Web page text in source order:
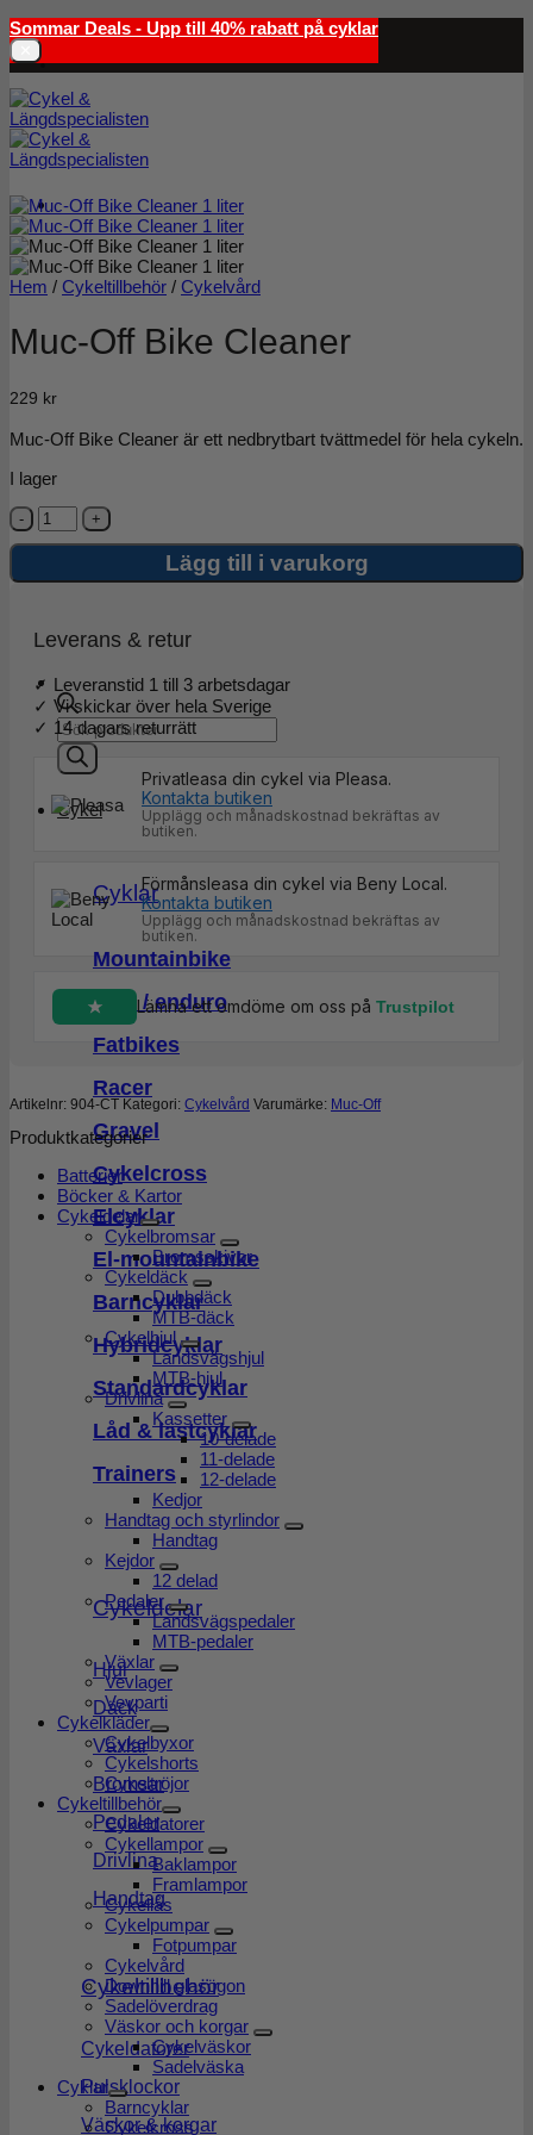
Sommar Deals - Upp till 40% rabatt på cyklar
Skip
to
content
Products
search
Cykel
Cyklar
Mountainbike
Trail / enduro
Fatbikes
Racer
Gravel
Cykelcross
Elcyklar
El-mountainbike
Barncyklar
Hybridcyklar
Standardcyklar
Låd & lastcyklar
Trainers
Cykeldelar
Hjul
Däck
Växlar
Bromsar
Pedaler
Drivlina
Handtag
Cykeltillbehör
Cykeldatorer
Pulsklockor
Väskor & korgar
Hem / Cykeltillbehör / Cykelvård
Muc-Off Bike Cleaner
229 kr
Muc-Off Bike Cleaner är ett nedbrytbart tvättmedel för hela cykeln.
I lager
Muc-
Off
Cleaner
Lägg till i varukorg
Leverans & retur
✓ Leveranstid 1 till 3 arbetsdagar
✓ Vi skickar över hela Sverige
✓ 14 dagars returrätt
Privatleasa din cykel via Pleasa.
Kontakta butiken
Upplägg och månadskostnad bekräftas av
butiken.
Förmånsleasa din cykel via Beny Local.
Kontakta butiken
Upplägg och månadskostnad bekräftas av
butiken.
Lämna ett omdöme om oss på Trustpilot
Artikelnr: 904-CT Kategori: Cykelvård Varumärke: Muc-Off
Produktkategorier
Batterier
Böcker & Kartor
Cykeldelar
Cykelbromsar
Bromsskivor
Cykeldäck
Dubbdäck
MTB-däck
Cykelhjul
Landsvägshjul
MTB-hjul
Drivlina
Kassetter
10-delade
11-delade
12-delade
Kedjor
Handtag och styrlindor
Handtag
Kejdor
12 delad
Pedaler
Landsvägspedaler
MTB-pedaler
Växlar
Vevlager
Vevparti
Cykelkläder
Cykelbyxor
Cykelshorts
Cykeltröjor
Cykeltillbehör
Cykeldatorer
Cykellampor
Baklampor
Framlampor
Cykellås
Cykelpumpar
Fotpumpar
Cykelvård
Downhill glasögon
Sadelöverdrag
Väskor och korgar
Cykelväskor
Sadelväska
Cyklar
Barncyklar
Cykelcross